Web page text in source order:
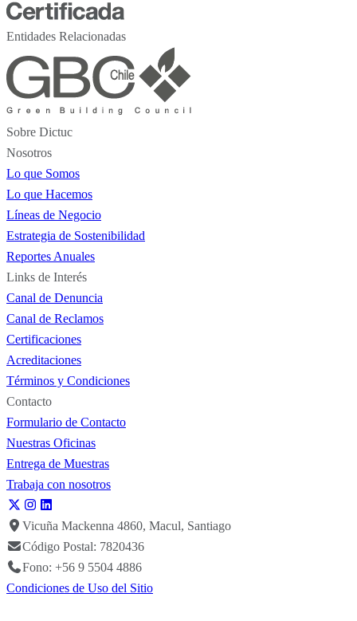
Entidades Relacionadas
Sobre Dictuc
Nosotros
Lo que Somos
Lo que Hacemos
Líneas de Negocio
Estrategia de Sostenibilidad
Reportes Anuales
Links de Interés
Canal de Denuncia
Canal de Reclamos
Certificaciones
Acreditaciones
Términos y Condiciones
Contacto
Formulario de Contacto
Nuestras Oficinas
Entrega de Muestras
Trabaja con nosotros
Vicuña Mackenna 4860, Macul, Santiago
Código Postal: 7820436
Fono: +56 9 5504 4886
Condiciones de Uso del Sitio